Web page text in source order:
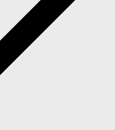
zwei verliebte
festzuhalten.
ihr es euch wünscht,
rund um eure Trauung